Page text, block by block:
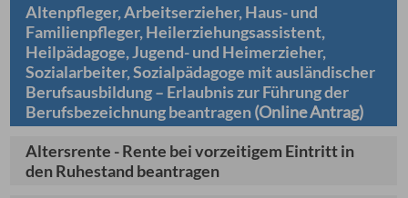
Altenpfleger, Arbeitserzieher, Haus- und
Familienpfleger, Heilerziehungsassistent,
Heilpädagoge, Jugend- und Heimerzieher,
Sozialarbeiter, Sozialpädagoge mit ausländischer
Berufsausbildung – Erlaubnis zur Führung der
Berufsbezeichnung beantragen(Online Antrag)
Altersrente - Rente bei vorzeitigem Eintritt in
den Ruhestand beantragen